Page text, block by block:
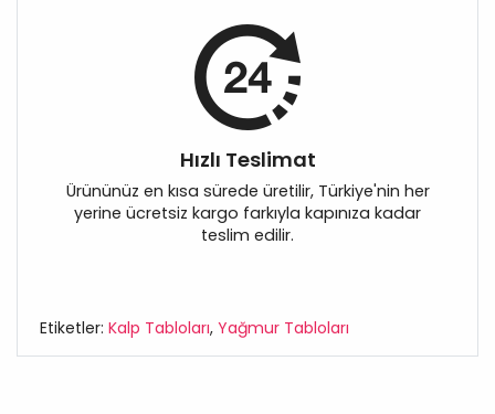
Hızlı Teslimat
Ürününüz en kısa sürede üretilir, Türkiye'nin her
yerine ücretsiz kargo farkıyla kapınıza kadar
teslim edilir.
Etiketler: Kalp Tabloları, Yağmur Tabloları